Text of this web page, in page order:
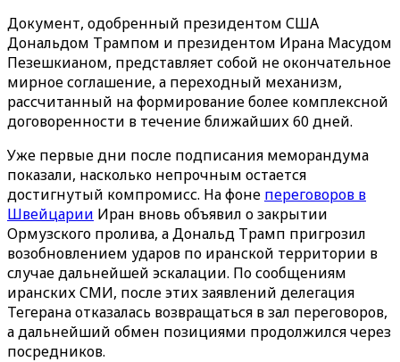
Документ, одобренный президентом США
Дональдом Трампом и президентом Ирана Масудом
Пезешкианом, представляет собой не окончательное
мирное соглашение, а переходный механизм,
рассчитанный на формирование более комплексной
договоренности в течение ближайших 60 дней.
Уже первые дни после подписания меморандума
показали, насколько непрочным остается
достигнутый компромисс. На фоне переговоров в
Швейцарии Иран вновь объявил о закрытии
Ормузского пролива, а Дональд Трамп пригрозил
возобновлением ударов по иранской территории в
случае дальнейшей эскалации. По сообщениям
иранских СМИ, после этих заявлений делегация
Тегерана отказалась возвращаться в зал переговоров,
а дальнейший обмен позициями продолжился через
посредников.